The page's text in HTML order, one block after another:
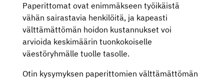
Paperittomat ovat enimmäkseen työikäistä
vähän sairastavia henkilöitä, ja kapeasti
välttämättömän hoidon kustannukset voi
arvioida keskimäärin tuonkokoiselle
väestöryhmälle tuolle tasolle.
Otin kysymyksen paperittomien välttämättömän